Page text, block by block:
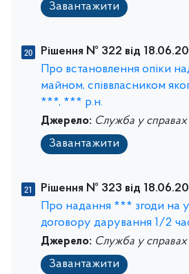
Завантажити
Рішення № 322 від
Про встановлення опіки
майном, співвласником
***, *** р.н.
Джерело: Служба у справах
Завантажити
Рішення № 323 від
Про надання *** згоди на
договору дарування 1/2
Джерело: Служба у справах
Завантажити